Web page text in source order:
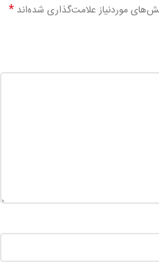
موردنیاز علامت‌گذاری شده‌اند *